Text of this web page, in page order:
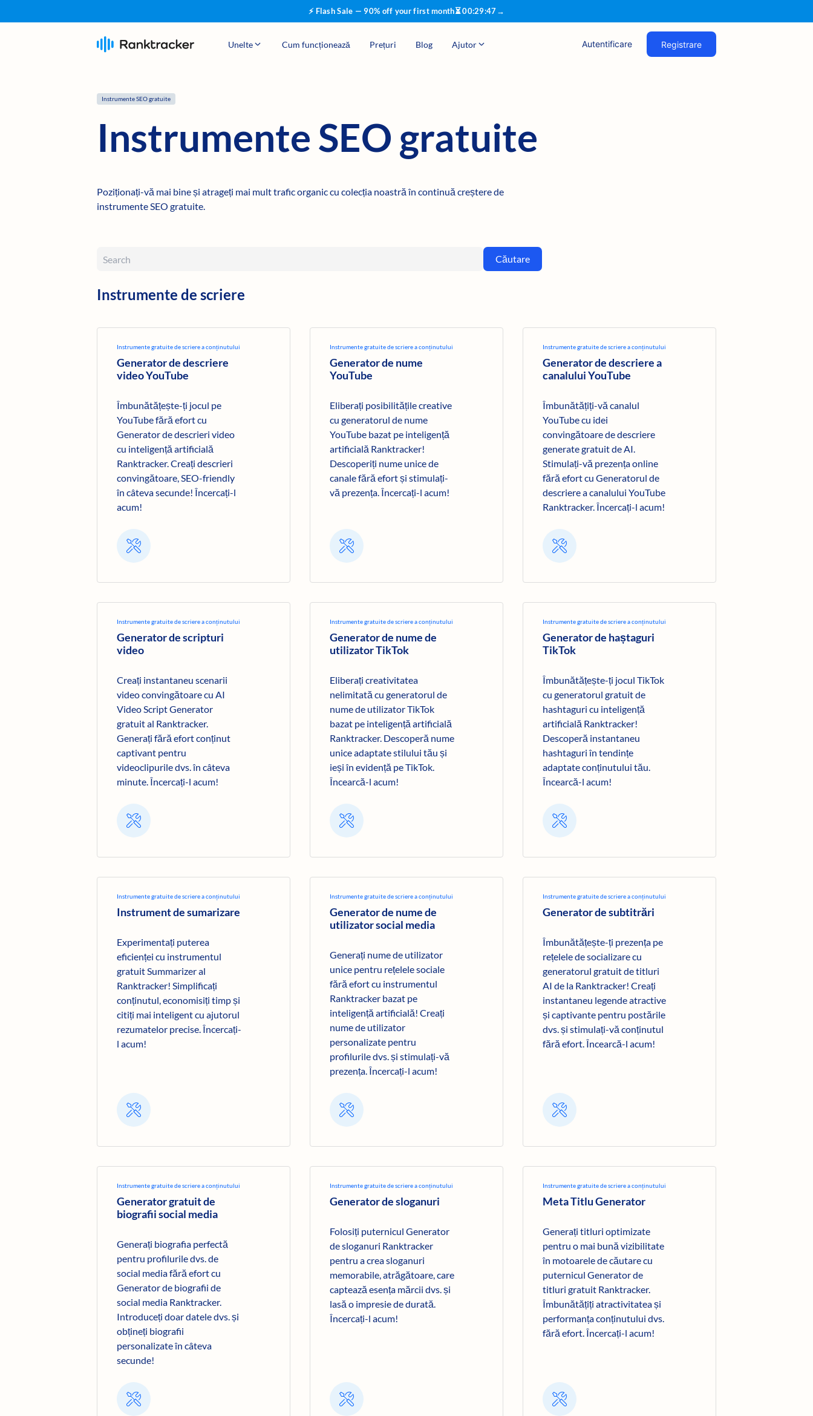
⚡ Flash Sale — 90% off your first month⏳00:29:46→
Unelte Cum funcționează Prețuri Blog Ajutor Autentificare Registrare
Instrumente SEO gratuite
Instrumente SEO gratuite
Poziționați-vă mai bine și atrageți mai mult trafic organic cu colecția noastră în continuă creștere de
instrumente SEO gratuite.
Căutare
Instrumente de scriere
Instrumente gratuite de scriere a conținutului
Generator de descriere
video YouTube
Îmbunătățește-ți jocul pe
YouTube fără efort cu
Generator de descrieri video
cu inteligență artificială
Ranktracker. Creați descrieri
convingătoare, SEO-friendly
în câteva secunde! Încercați-l
acum!
Instrumente gratuite de scriere a conținutului
Generator de nume
YouTube
Eliberați posibilitățile creative
cu generatorul de nume
YouTube bazat pe inteligență
artificială Ranktracker!
Descoperiți nume unice de
canale fără efort și stimulați-
vă prezența. Încercați-l acum!
Instrumente gratuite de scriere a conținutului
Generator de descriere a
canalului YouTube
Îmbunătățiți-vă canalul
YouTube cu idei
convingătoare de descriere
generate gratuit de AI.
Stimulați-vă prezența online
fără efort cu Generatorul de
descriere a canalului YouTube
Ranktracker. Încercați-l acum!
Instrumente gratuite de scriere a conținutului
Generator de scripturi
video
Creați instantaneu scenarii
video convingătoare cu AI
Video Script Generator
gratuit al Ranktracker.
Generați fără efort conținut
captivant pentru
videoclipurile dvs. în câteva
minute. Încercați-l acum!
Instrumente gratuite de scriere a conținutului
Generator de nume de
utilizator TikTok
Eliberați creativitatea
nelimitată cu generatorul de
nume de utilizator TikTok
bazat pe inteligență artificială
Ranktracker. Descoperă nume
unice adaptate stilului tău și
ieși în evidență pe TikTok.
Încearcă-l acum!
Instrumente gratuite de scriere a conținutului
Generator de haștaguri
TikTok
Îmbunătățește-ți jocul TikTok
cu generatorul gratuit de
hashtaguri cu inteligență
artificială Ranktracker!
Descoperă instantaneu
hashtaguri în tendințe
adaptate conținutului tău.
Încearcă-l acum!
Instrumente gratuite de scriere a conținutului
Instrument de sumarizare
Experimentați puterea
eficienței cu instrumentul
gratuit Summarizer al
Ranktracker! Simplificați
conținutul, economisiți timp și
citiți mai inteligent cu ajutorul
rezumatelor precise. Încercați-
l acum!
Instrumente gratuite de scriere a conținutului
Generator de nume de
utilizator social media
Generați nume de utilizator
unice pentru rețelele sociale
fără efort cu instrumentul
Ranktracker bazat pe
inteligență artificială! Creați
nume de utilizator
personalizate pentru
profilurile dvs. și stimulați-vă
prezența. Încercați-l acum!
Instrumente gratuite de scriere a conținutului
Generator de subtitrări
Îmbunătățește-ți prezența pe
rețelele de socializare cu
generatorul gratuit de titluri
AI de la Ranktracker! Creați
instantaneu legende atractive
și captivante pentru postările
dvs. și stimulați-vă conținutul
fără efort. Încearcă-l acum!
Instrumente gratuite de scriere a conținutului
Generator gratuit de
biografii social media
Generați biografia perfectă
pentru profilurile dvs. de
social media fără efort cu
Generator de biografii de
social media Ranktracker.
Introduceți doar datele dvs. și
obțineți biografii
personalizate în câteva
secunde!
Instrumente gratuite de scriere a conținutului
Generator de sloganuri
Folosiți puternicul Generator
de sloganuri Ranktracker
pentru a crea sloganuri
memorabile, atrăgătoare, care
captează esența mărcii dvs. și
lasă o impresie de durată.
Încercați-l acum!
Instrumente gratuite de scriere a conținutului
Meta Titlu Generator
Generați titluri optimizate
pentru o mai bună vizibilitate
în motoarele de căutare cu
puternicul Generator de
titluri gratuit Ranktracker.
Îmbunătățiți atractivitatea și
performanța conținutului dvs.
fără efort. Încercați-l acum!